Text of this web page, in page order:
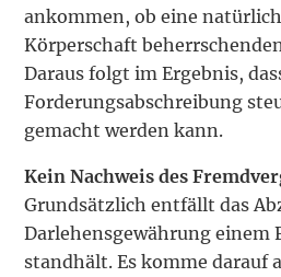
ankommen, ob eine
Körperschaft
Daraus folgt im Ergebnis,
Forderungsabschreibung
gemacht werden kann.
Kein Nachweis des
Grundsätzlich entfällt das
Darlehensgewährung einem
standhält. Es komme darauf